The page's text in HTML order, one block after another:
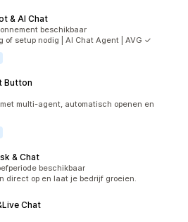
& AI Chat
beschikbaar
of setup nodig | AI Chat Agent | AVG ✓
Button
multi-agent, automatisch openen en
& Chat
beschikbaar
direct op en laat je bedrijf groeien.
Chat